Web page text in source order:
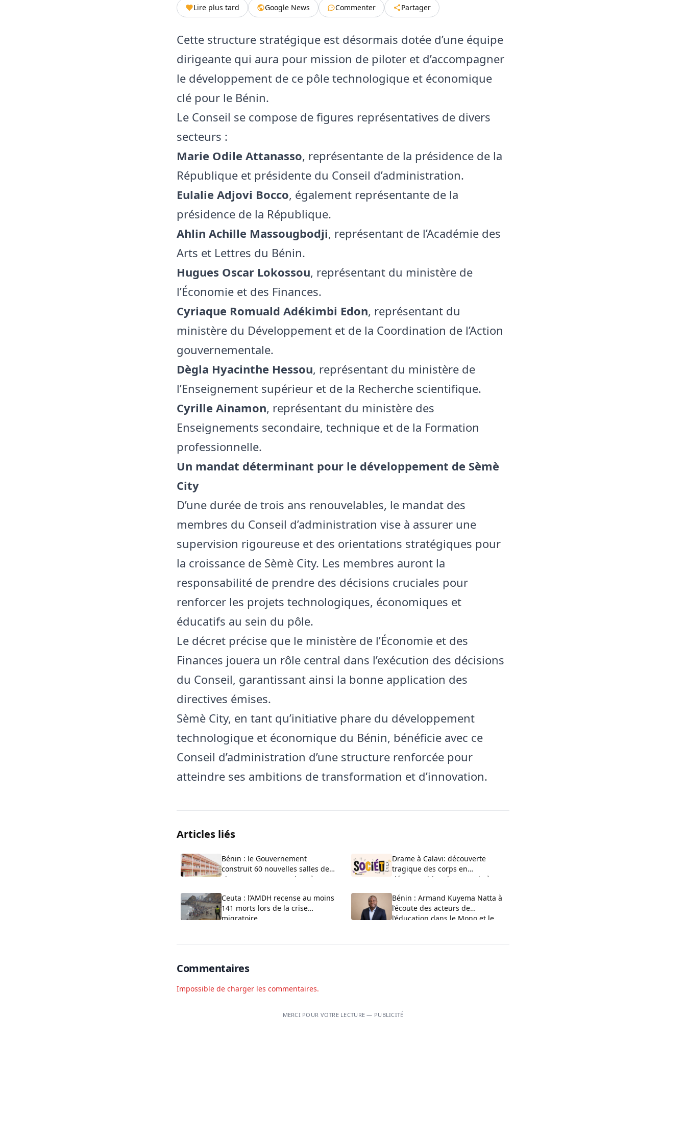
Lire plus tard Google News Commenter Partager
Cette structure stratégique est désormais dotée d’une équipe
dirigeante qui aura pour mission de piloter et d’accompagner
le développement de ce pôle technologique et économique
clé pour le Bénin.
Le Conseil se compose de figures représentatives de divers
secteurs :
Marie Odile Attanasso, représentante de la présidence de la
République et présidente du Conseil d’administration.
Eulalie Adjovi Bocco, également représentante de la
présidence de la République.
Ahlin Achille Massougbodji, représentant de l’Académie des
Arts et Lettres du Bénin.
Hugues Oscar Lokossou, représentant du ministère de
l’Économie et des Finances.
Cyriaque Romuald Adékimbi Edon, représentant du
ministère du Développement et de la Coordination de l’Action
gouvernementale.
Dègla Hyacinthe Hessou, représentant du ministère de
l’Enseignement supérieur et de la Recherche scientifique.
Cyrille Ainamon, représentant du ministère des
Enseignements secondaire, technique et de la Formation
professionnelle.
Un mandat déterminant pour le développement de Sèmè
City
D’une durée de trois ans renouvelables, le mandat des
membres du Conseil d’administration vise à assurer une
supervision rigoureuse et des orientations stratégiques pour
la croissance de Sèmè City. Les membres auront la
responsabilité de prendre des décisions cruciales pour
renforcer les projets technologiques, économiques et
éducatifs au sein du pôle.
Le décret précise que le ministère de l’Économie et des
Finances jouera un rôle central dans l’exécution des décisions
du Conseil, garantissant ainsi la bonne application des
directives émises.
Sèmè City, en tant qu’initiative phare du développement
technologique et économique du Bénin, bénéficie avec ce
Conseil d’administration d’une structure renforcée pour
atteindre ses ambitions de transformation et d’innovation.
Articles liés
Bénin : le Gouvernement
construit 60 nouvelles salles de
classe au CEG La Verdure à
Drame à Calavi: découverte
tragique des corps en
décomposition d’un couple à
Ceuta : l’AMDH recense au moins
141 morts lors de la crise
migratoire
Bénin : Armand Kuyema Natta à
l’écoute des acteurs de
l’éducation dans le Mono et le
Commentaires
Impossible de charger les commentaires.
MERCI POUR VOTRE LECTURE — PUBLICITÉ